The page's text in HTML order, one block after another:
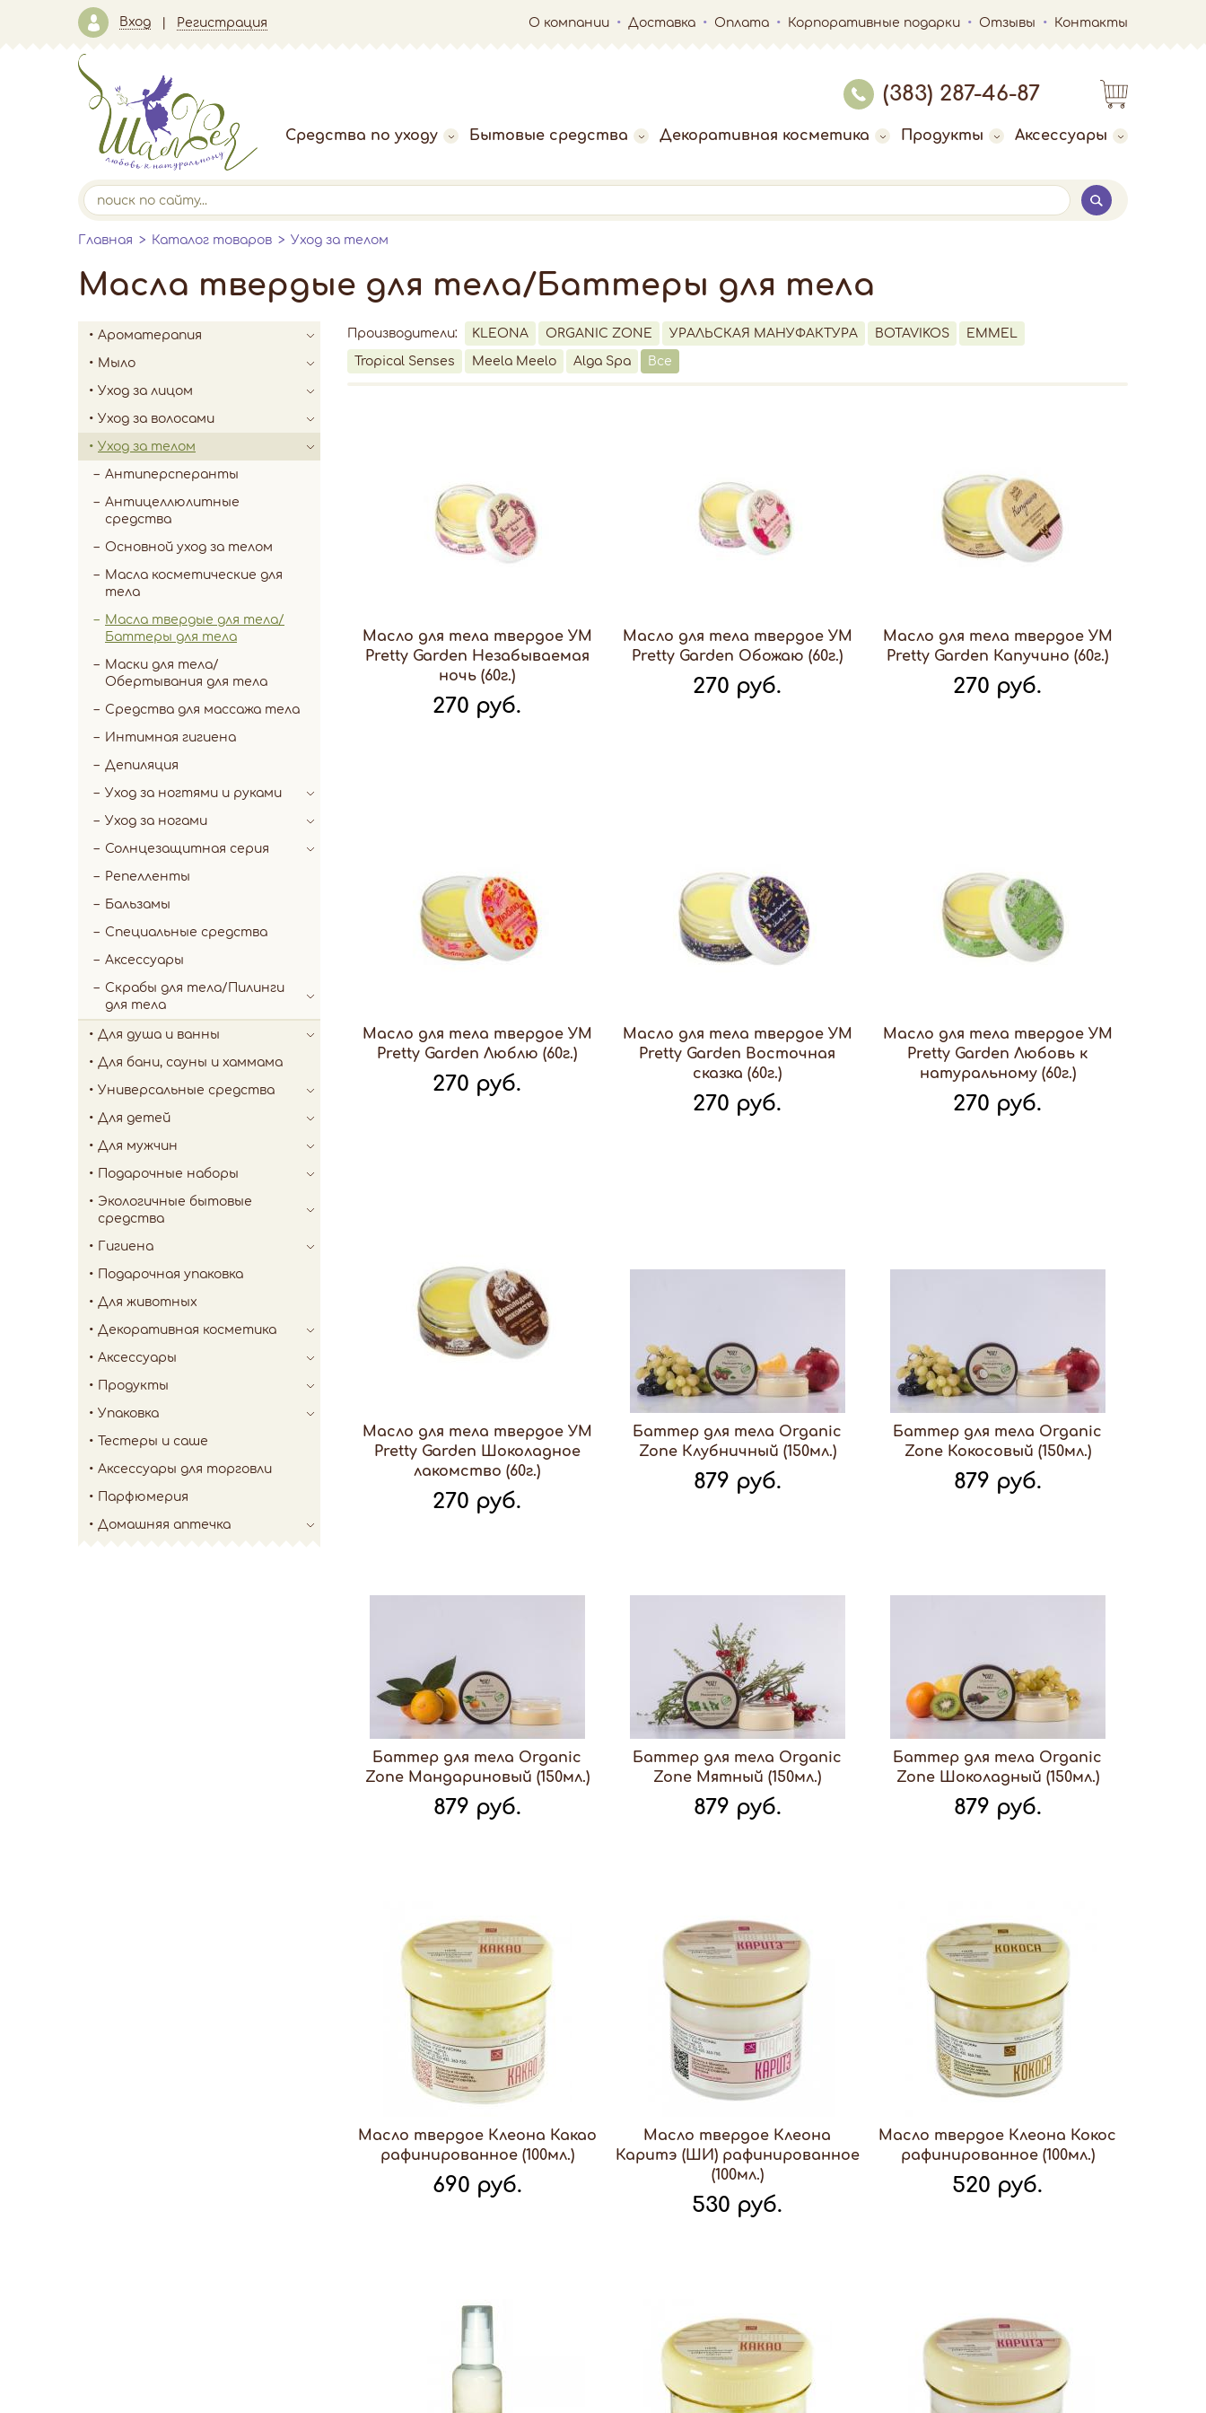
Вход Регистрация О компании Доставка Оплата Корпоративные подарки Отзывы Контакты
(383) 287-46-87
Средства по уходу Бытовые средства Декоративная косметика Продукты Аксессуары
Главная Каталог товаров Уход за телом
Масла твердые для тела/Баттеры для тела
Ароматерапия
Мыло
Уход за лицом
Уход за волосами
Уход за телом
Антиперсперанты
Антицеллюлитные
средства
Основной уход за телом
Масла косметические для
тела
Масла твердые для тела/
Баттеры для тела
Маски для тела/
Обертывания для тела
Средства для массажа тела
Интимная гигиена
Депиляция
Уход за ногтями и руками
Уход за ногами
Солнцезащитная серия
Репелленты
Бальзамы
Специальные средства
Аксессуары
Скрабы для тела/Пилинги
для тела
Для душа и ванны
Для бани, сауны и хаммама
Универсальные средства
Для детей
Для мужчин
Подарочные наборы
Экологичные бытовые
средства
Гигиена
Подарочная упаковка
Для животных
Декоративная косметика
Аксессуары
Продукты
Упаковка
Тестеры и саше
Аксессуары для торговли
Парфюмерия
Домашняя аптечка
Производители: KLEONA ORGANIC ZONE УРАЛЬСКАЯ МАНУФАКТУРА BOTAVIKOS EMMEL
Tropical Senses Meela Meelo Alga Spa Все
Масло для тела твердое УМ
Pretty Garden Незабываемая
ночь (60г.)
270 руб.
Масло для тела твердое УМ
Pretty Garden Обожаю (60г.)
270 руб.
Масло для тела твердое УМ
Pretty Garden Капучино (60г.)
270 руб.
Масло для тела твердое УМ
Pretty Garden Люблю (60г.)
270 руб.
Масло для тела твердое УМ
Pretty Garden Восточная
сказка (60г.)
270 руб.
Масло для тела твердое УМ
Pretty Garden Любовь к
натуральному (60г.)
270 руб.
Масло для тела твердое УМ
Pretty Garden Шоколадное
лакомство (60г.)
270 руб.
Баттер для тела Organic
Zone Клубничный (150мл.)
879 руб.
Баттер для тела Organic
Zone Кокосовый (150мл.)
879 руб.
Баттер для тела Organic
Zone Мандариновый (150мл.)
879 руб.
Баттер для тела Organic
Zone Мятный (150мл.)
879 руб.
Баттер для тела Organic
Zone Шоколадный (150мл.)
879 руб.
Масло твердое Клеона Какао
рафинированное (100мл.)
690 руб.
Масло твердое Клеона
Каритэ (ШИ) рафинированное
(100мл.)
530 руб.
Масло твердое Клеона Кокос
рафинированное (100мл.)
520 руб.